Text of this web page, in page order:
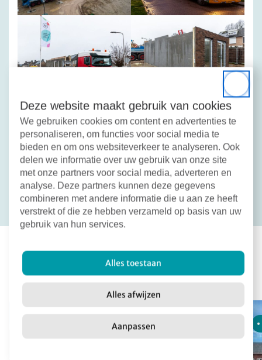
Close
Deze website maakt gebruik van cookies
We gebruiken cookies om content en advertenties te
personaliseren, om functies voor social media te
bieden en om ons websiteverkeer te analyseren. Ook
delen we informatie over uw gebruik van onze site
met onze partners voor social media, adverteren en
analyse. Deze partners kunnen deze gegevens
combineren met andere informatie die u aan ze heeft
verstrekt of die ze hebben verzameld op basis van uw
gebruik van hun services.
Alles toestaan
Alles afwijzen
Aanpassen
Deel dit bericht:
Facebook
X LinkedInEmail
Terug naar overzicht
Meer nieuws